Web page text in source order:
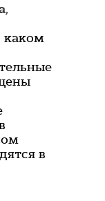
,
каком
в